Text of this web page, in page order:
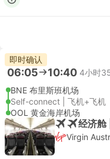
即时确认
06:05 10:40 4小时
BNE 布里斯班机场
Self-connect | 飞机+飞机
OOL 黄金海岸机场
经济
Virgin